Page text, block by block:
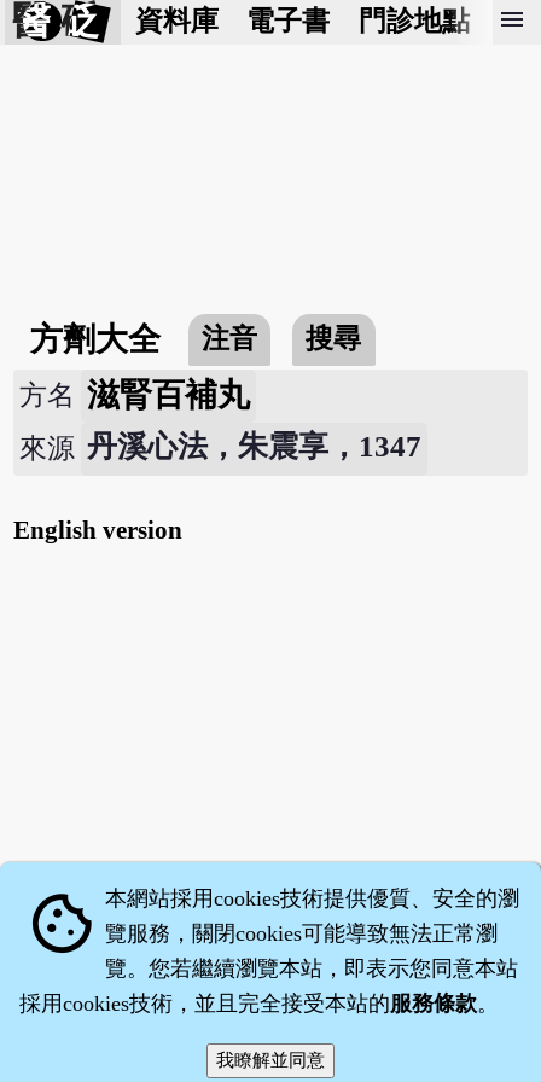
醫 砭 資料庫 電子書 門診地點 預
menu
方劑大全 注音
搜尋
方名 滋腎百補丸
來源 丹溪心法，朱震享，1347
English version
‧沈藥子©2008～2026
cookie 本網站採用cookies技術提供優質、安全的瀏
覽服務，關閉cookies可能導致無法正常瀏
覽。您若繼續瀏覽本站，即表示您同意本站
採用cookies技術，並且完全接受本站的服務條款。